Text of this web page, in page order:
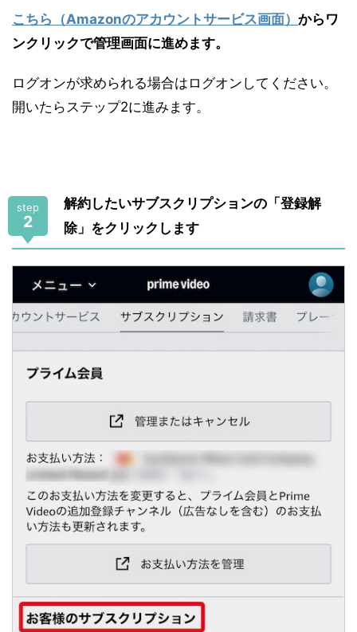
こちら（Amazonのアカウントサービス画面） からワ
ンクリックで管理画面に進めます。
ログオンが求められる場合はログオンしてください。
開いたらステップ2に進みます。
step
2
解約したいサブスクリプションの「登録解
除」をクリックします